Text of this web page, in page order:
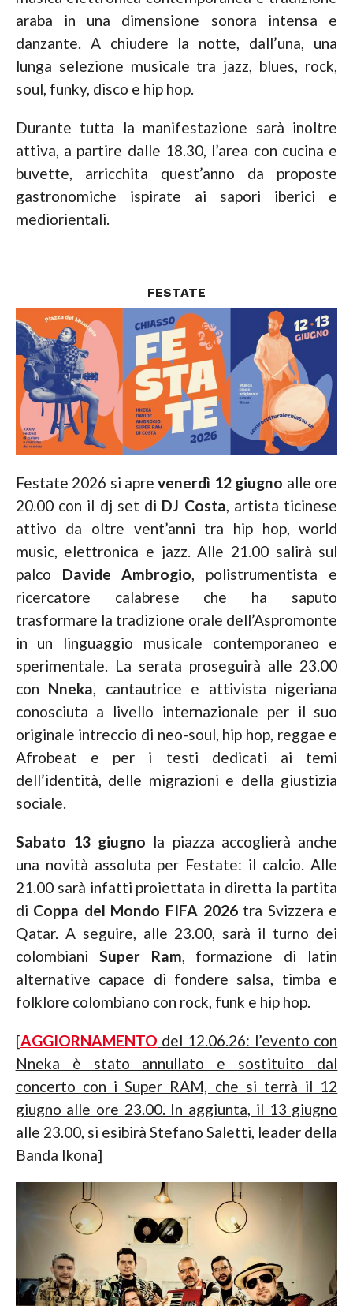
araba in una dimensione sonora intensa e
danzante. A chiudere la notte, dall’una, una
lunga selezione musicale tra jazz, blues, rock,
soul, funky, disco e hip hop.
Durante tutta la manifestazione sarà inoltre
attiva, a partire dalle 18.30, l’area con cucina e
buvette, arricchita quest’anno da proposte
gastronomiche ispirate ai sapori iberici e
mediorientali.
FESTATE
Festate 2026 si aprevenerdì 12 giugno alle ore
20.00 con il dj set di DJ Costa, artista ticinese
attivo da oltre vent’anni tra hip hop, world
music, elettronica e jazz. Alle 21.00 salirà sul
palco Davide Ambrogio, polistrumentista e
ricercatore calabrese che ha saputo
trasformare la tradizione orale dell’Aspromonte
in un linguaggio musicale contemporaneo e
sperimentale. La serata proseguirà alle 23.00
con Nneka, cantautrice e attivista nigeriana
conosciuta a livello internazionale per il suo
originale intreccio di neo-soul, hip hop, reggae e
Afrobeat e per i testi dedicati ai temi
dell’identità, delle migrazioni e della giustizia
sociale.
Sabato 13 giugno la piazza accoglierà anche
una novità assoluta per Festate: il calcio. Alle
21.00 sarà infatti proiettata in diretta la partita
di Coppa del Mondo FIFA 2026tra Svizzera e
Qatar. A seguire, alle 23.00, sarà il turno dei
colombiani Super Ram, formazione di latin
alternative capace di fondere salsa, timba e
folklore colombiano con rock, funk e hip hop.
[AGGIORNAMENTO del 12.06.26: l’evento con
Nneka è stato annullato e sostituito dal
concerto con i Super RAM, che si terrà il 12
giugno alle ore 23.00. In aggiunta, il 13 giugno
alle 23.00, si esibirà Stefano Saletti, leader della
Banda Ikona]